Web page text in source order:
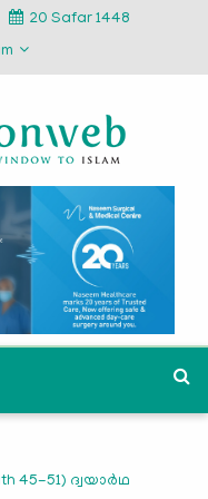
20 Safar 1448
45-51) ദ്വയാര്‍ഥ